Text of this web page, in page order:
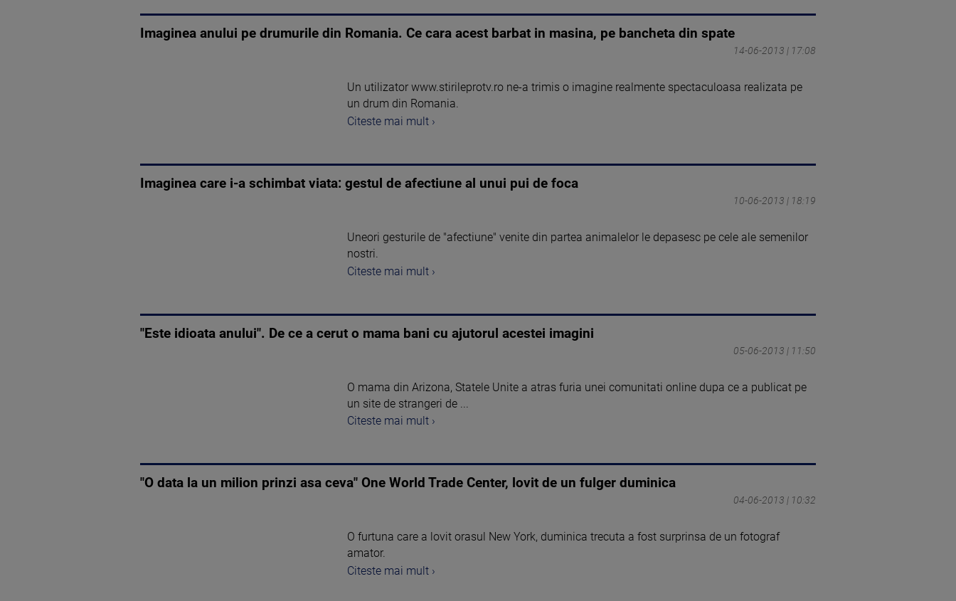
Imaginea anului pe drumurile din Romania. Ce cara acest barbat in masina, pe bancheta din spate
14-06-2013 | 17:08
Un utilizator www.stirileprotv.ro ne-a trimis o imagine realmente spectaculoasa realizata pe
un drum din Romania.
Citeste mai mult ›
Imaginea care i-a schimbat viata: gestul de afectiune al unui pui de foca
10-06-2013 | 18:19
Uneori gesturile de "afectiune" venite din partea animalelor le depasesc pe cele ale semenilor
nostri.
Citeste mai mult ›
"Este idioata anului". De ce a cerut o mama bani cu ajutorul acestei imagini
05-06-2013 | 11:50
O mama din Arizona, Statele Unite a atras furia unei comunitati online dupa ce a publicat pe
un site de strangeri de ...
Citeste mai mult ›
"O data la un milion prinzi asa ceva" One World Trade Center, lovit de un fulger duminica
04-06-2013 | 10:32
O furtuna care a lovit orasul New York, duminica trecuta a fost surprinsa de un fotograf
amator.
Citeste mai mult ›